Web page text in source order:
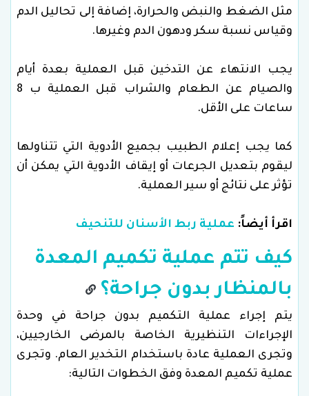
مثل الضغط والنبض والحرارة، إضافة إلى تحاليل الدم
وقياس نسبة سكر ودهون الدم وغيرها.
يجب الانتهاء عن التدخين قبل العملية بعدة أيام
والصيام عن الطعام والشراب قبل العملية ب 8
ساعات على الأقل.
كما يجب إعلام الطبيب بجميع الأدوية التي تتناولها
ليقوم بتعديل الجرعات أو إيقاف الأدوية التي يمكن أن
تؤثر على نتائج أو سير العملية.
اقرأ أيضاً: عملية ربط الأسنان للتنحيف
كيف تتم عملية تكميم المعدة
بالمنظار بدون جراحة؟
يتم إجراء عملية التكميم بدون جراحة في وحدة
الإجراءات التنظيرية الخاصة بالمرضى الخارجيين،
وتجرى العملية عادة باستخدام التخدير العام. وتجرى
عملية تكميم المعدة وفق الخطوات التالية: